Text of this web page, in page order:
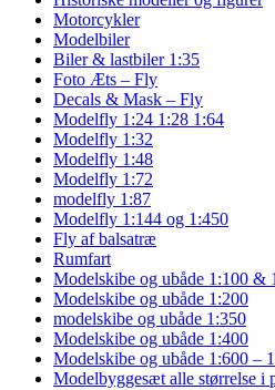
Motorcykler
Modelbiler
Biler & lastbiler 1:35
Foto Æts – Fly
Decals & Mask – Fly
Modelfly 1:24 1:28 1:64
Modelfly 1:32
Modelfly 1:48
Modelfly 1:72
modelfly 1:87
Modelfly 1:144 og 1:450
Fly af balsatræ
Rumfart
Modelskibe og ubåde 1:100 &
Modelskibe og ubåde 1:200
modelskibe og ubåde 1:350
Modelskibe og ubåde 1:400
Modelskibe og ubåde 1:600 –
Modelbyggesæt alle størrelse i